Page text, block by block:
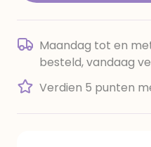
Maandag tot en
besteld, vandaag
Verdien 5 punten